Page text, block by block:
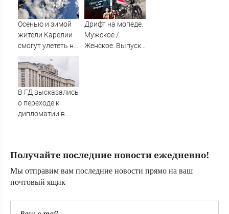
возле «Голубого
огонька» — там
сбили семь
человек
края,
пытающейся
отсудить
алименты у
Осенью и зимой
жители Карелии
смогут улететь на
юг России
Дрифт на мопеде.
Мужское /
Женское. Выпуск
В ГД высказались
о переходе к
дипломатии в
Получайте последние новости ежедневно!
Мы отправим вам последние новости прямо на ваш
почтовый ящик